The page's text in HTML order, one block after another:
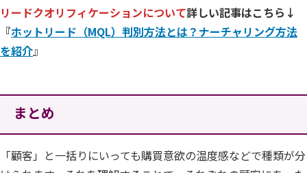
リードクオリフィケーションについて詳しい記事はこちら↓
『ホットリード（MQL）判別方法とは？ナーチャリング方法
を紹介』
まとめ
「顧客」と一括りにいっても購買意欲の温度感などで種類が分